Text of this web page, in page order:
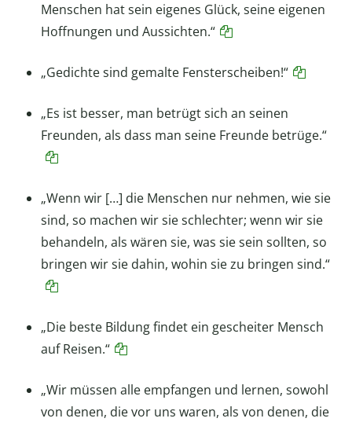
Menschen hat sein eigenes Glück, seine eigenen
Hoffnungen und Aussichten.“
„Gedichte sind gemalte Fensterscheiben!“
„Es ist besser, man betrügt sich an seinen
Freunden, als dass man seine Freunde betrüge.“
„Wenn wir […] die Menschen nur nehmen, wie sie
sind, so machen wir sie schlechter; wenn wir sie
behandeln, als wären sie, was sie sein sollten, so
bringen wir sie dahin, wohin sie zu bringen sind.“
„Die beste Bildung findet ein gescheiter Mensch
auf Reisen.“
„Wir müssen alle empfangen und lernen, sowohl
von denen, die vor uns waren, als von denen, die